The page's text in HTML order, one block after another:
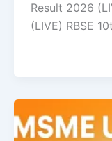
Result 2026
(LIVE) RBSE